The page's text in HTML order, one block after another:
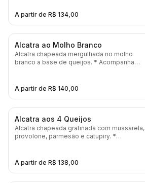
A partir de R$ 134,00
Alcatra ao Molho Branco
Alcatra chapeada mergulhada no molho
branco a base de queijos. * Acompanha
A partir de R$ 140,00
Alcatra aos 4 Queijos
Alcatra chapeada gratinada com mussarela,
provolone, parmesão e catupiry. *
A partir de R$ 138,00